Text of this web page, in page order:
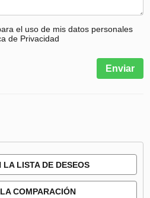
el uso de mis datos personales
de Privacidad
Enviar
LA LISTA DE DESEOS
COMPARACIÓN